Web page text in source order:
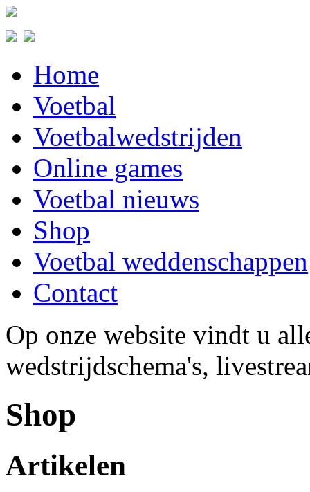
Home
Voetbal
Voetbalwedstrijden
Online games
Voetbal nieuws
Shop
Voetbal weddenschappen
Contact
Op onze website vindt u
wedstrijdschema's,
Shop
Artikelen